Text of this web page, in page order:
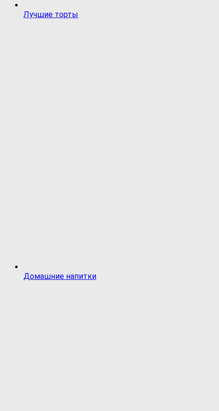
Лучшие торты
Домашние напитки